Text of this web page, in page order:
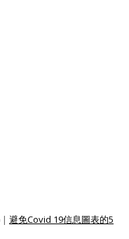
| 避免Covid 19信息圖表的5